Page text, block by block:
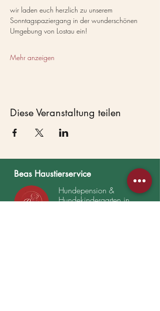
wir laden euch herzlich zu unserem
Sonntagspaziergang in der wunderschönen
Umgebung von Lostau ein!
Mehr anzeigen
Diese Veranstaltung teilen
Beas Haustierservice
Hundepension &
Hundekindergarten in